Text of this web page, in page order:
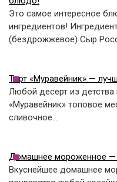
Это самое интересное
ингредиентов!
(бездрожжевое) Сыр
Торт «Муравейник» —
Любой десерт из
«Муравейник» топовое
сливочнoe…
Домашнее мороженное —
Вкуснейшее домашнее